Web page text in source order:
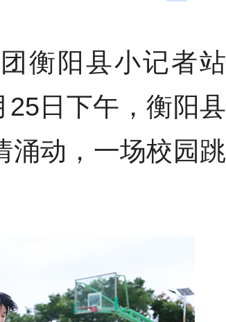
衡阳县小记者站
25日下午，衡阳县
涌动，一场校园跳